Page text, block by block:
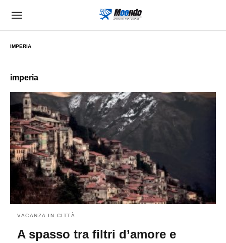
IMPERIA
imperia
VACANZA IN CITTÀ
A spasso tra filtri d’amore e